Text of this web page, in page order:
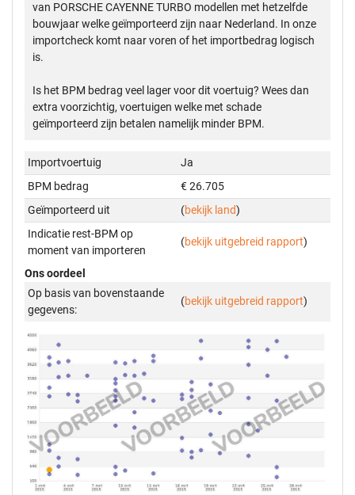
van PORSCHE CAYENNE TURBO modellen met hetzelfde
bouwjaar welke geïmporteerd zijn naar Nederland. In onze
importcheck komt naar voren of het importbedrag logisch
is.
Is het BPM bedrag veel lager voor dit voertuig? Wees dan
extra voorzichtig, voertuigen welke met schade
geïmporteerd zijn betalen namelijk minder BPM.
Importvoertuig
Ja
BPM bedrag
€ 26.705
Geïmporteerd uit
(bekijk land)
Indicatie rest-BPM op
moment van importeren
(bekijk uitgebreid rapport)
Ons oordeel
Op basis van bovenstaande
gegevens:
(bekijk uitgebreid rapport)